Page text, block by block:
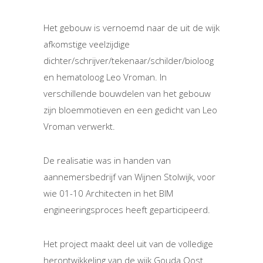
Het gebouw is vernoemd naar de uit de wijk
afkomstige veelzijdige
dichter/schrijver/tekenaar/schilder/bioloog
en hematoloog Leo Vroman. In
verschillende bouwdelen van het gebouw
zijn bloemmotieven en een gedicht van Leo
Vroman verwerkt.
De realisatie was in handen van
aannemersbedrijf van Wijnen Stolwijk, voor
wie 01-10 Architecten in het BIM
engineeringsproces heeft geparticipeerd.
Het project maakt deel uit van de volledige
herontwikkeling van de wijk Gouda Oost.